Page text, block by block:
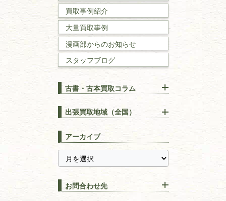
理工書
数学書・物理学書
建築書
漢方・鍼灸・東洋医学
易学・占い
スピリチュアル・ 精神世界
全集・
趣味・教養
買取事例紹介
大量買取事例
漫画部からのお知らせ
スタッフブログ
古書・古本買取コラム
りOK！効率的に売る方法
宅配買取は古本を送るだけ！
長島書店の便利な買取サービ
ス
【持ち込み買取】店頭で簡単
に古本を売るメリットとは？
古本を高く売る方法！買取で
上手な売り方のコツを解説
出張買取地域（全国）
東京都
千葉県
神奈川県
静岡県
栃木県
山梨県
新潟県
アーカイブ
お問合わせ先